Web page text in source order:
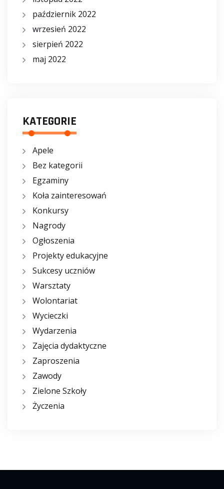
październik 2022
wrzesień 2022
sierpień 2022
maj 2022
KATEGORIE
Apele
Bez kategorii
Egzaminy
Koła zainteresowań
Konkursy
Nagrody
Ogłoszenia
Projekty edukacyjne
Sukcesy uczniów
Warsztaty
Wolontariat
Wycieczki
Wydarzenia
Zajęcia dydaktyczne
Zaproszenia
Zawody
Zielone Szkoły
Życzenia